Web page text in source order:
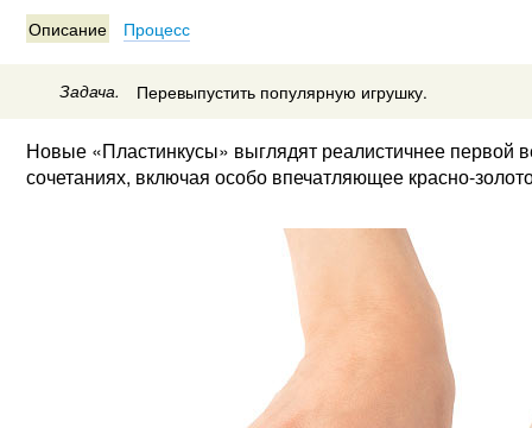
Описание Процесс
Задача. Перевыпустить популярную игрушку.
Новые «Пластинкусы» выглядят реалистичнее первой
сочетаниях, включая особо впечатляющее красно-